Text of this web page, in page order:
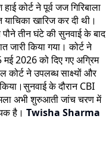
कोर्ट ने पूर्व जज गिरिबाला
खारिज कर दी थी।
पौने तीन घंटे की सुनवाई के बाद
जारी किया गया। कोर्ट ने
मई 2026 को दिए गए अग्रिम
ने उपलब्ध साक्ष्यों और
किया।सुनवाई के दौरान CBI
अभी शुरुआती जांच चरण में
है। Twisha Sharma